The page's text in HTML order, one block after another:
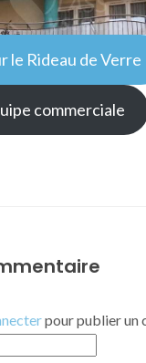
le Rideau de Verre
commerciale
pour publier un